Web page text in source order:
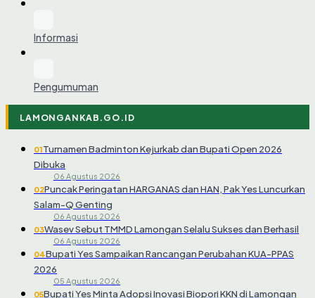
Informasi
Pengumuman
LAMONGANKAB.GO.ID
01Turnamen Badminton Kejurkab dan Bupati Open 2026
Dibuka
06 Agustus 2026
02Puncak Peringatan HARGANAS dan HAN, Pak Yes Luncurkan
Salam-Q Genting
06 Agustus 2026
03Wasev Sebut TMMD Lamongan Selalu Sukses dan Berhasil
06 Agustus 2026
04Bupati Yes Sampaikan Rancangan Perubahan KUA-PPAS
2026
05 Agustus 2026
05Bupati Yes Minta Adopsi Inovasi Biopori KKN di Lamongan